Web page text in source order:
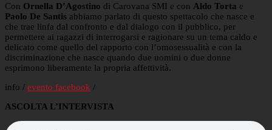
Con Ornella D’Agostino di Carovana SMI e con Aldo Torta e
Paolo De Santis abbiamo parlato di questo spettacolo che nasce e
che trae linfa dal confronto e dal dialogo con il pubblico, per
permettere ai ragazzi di interrogarsi e ragionare su un tema caldo e
delicato come quello del rapporto con l’omosessualità e con la
discriminazione che nasce quando due uomini o due donne
esprimono liberamente la propria affettività.
info / evento facebook /
ASCOLTA L’INTERVISTA